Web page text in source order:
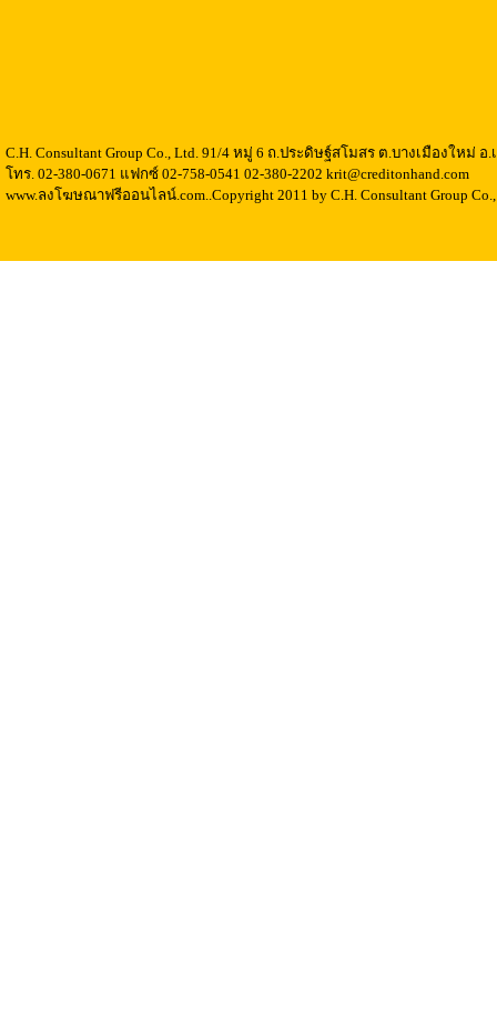
C.H. Consultant Group Co., Ltd. 91/4 หมู่ 6 ถ.ประดิษฐ์สโมสร ต.บางเมืองใหม่ อ
โทร. 02-380-0671 แฟกซ์ 02-758-0541 02-380-2202 krit@creditonhand.com
www.ลงโฆษณาฟรีออนไลน์.com..Copyright 2011 by C.H. Consultant Group